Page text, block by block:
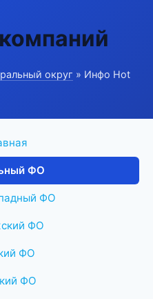
округ » Инфо Hot
ФО
ФО
ФО
ФО
ФО